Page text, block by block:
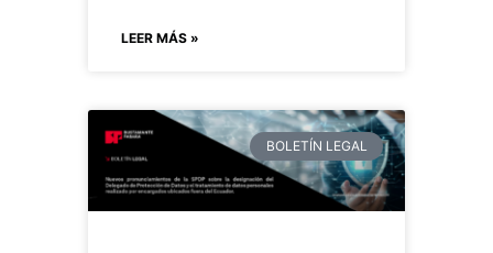
LEER MÁS »
BOLETÍN LEGAL